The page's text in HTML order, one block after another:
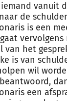
vanuit
de
is een
van het
is van
wil
een